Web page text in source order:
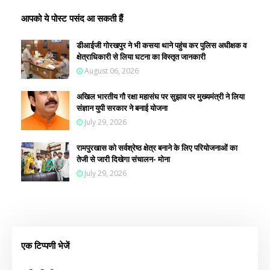
आपको ये पोस्ट पसंद आ सकती हैं
डीआईजी गोरखपुर ने भी कसया थाने पहुंच कर पुलिस अधीक्षक व
क्षेत्राधिकारी से लिया घटना का विस्तृत जानकारी
August 06, 2026
अखिल भारतीय गौ रक्षा महासंघ पर सुझाव पर मुख्यमंत्री ने लिया
संज्ञान युपी सरकार ने बनाई योजना
July 29, 2026
रामपुरखास को सर्वश्रेष्ठ क्षेत्र बनाने के लिए परियोजनाओं का
तेजी से जारी दिखेगा संचालन- मोना
July 29, 2026
एक टिप्पणी भेजें